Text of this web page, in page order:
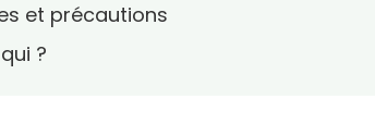
et précautions
?